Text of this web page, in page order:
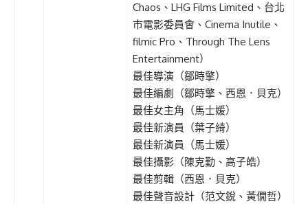
Chaos、LHG Films Limited、台北
市電影委員會、Cinema Inutile、
filmic Pro、Through The Lens
Entertainment）
最佳導演（鄒時擎）
最佳編劇（鄒時擎、西恩．貝克）
最佳女主角（馬士媛）
最佳新演員（葉子綺）
最佳新演員（馬士媛）
最佳攝影（陳克勤、高子皓）
最佳剪輯（西恩．貝克）
最佳聲音設計（范文銳、黃僩哲）